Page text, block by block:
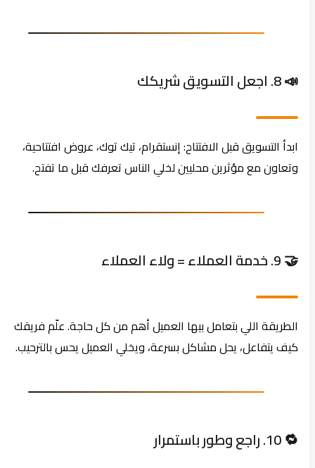
ابدأ التسويق قبل الافتتاح: إنستقرام، تيك توك، عروض افتتاحية،
وتعاون مع مؤثرين محليين لخلي الناس تعرفك قبل ما تفتح.
الطريقة اللي بتعامل بيها العميل أهم من كل حاجة. علّم فريقك
كيف يتفاعل، يحل مشاكل بسرعة، ويخلي العميل يحس بالترحيب.